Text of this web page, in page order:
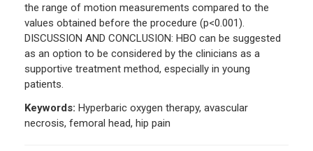
the range of motion measurements compared to the
values obtained before the procedure (p<0.001).
DISCUSSION AND CONCLUSION: HBO can be suggested
as an option to be considered by the clinicians as a
supportive treatment method, especially in young
patients.
Keywords: Hyperbaric oxygen therapy, avascular
necrosis, femoral head, hip pain